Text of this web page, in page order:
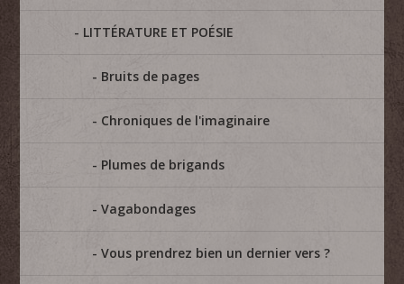
LITTÉRATURE ET POÉSIE
Bruits de pages
Chroniques de l'imaginaire
Plumes de brigands
Vagabondages
Vous prendrez bien un dernier vers ?